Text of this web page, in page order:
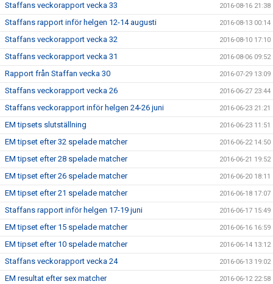
Staffans veckorapport vecka 33 2016-08-16 21:38
Staffans rapport inför helgen 12-14 augusti 2016-08-13 00:14
Staffans veckorapport vecka 32 2016-08-10 17:10
Staffans veckorapport vecka 31 2016-08-06 09:52
Rapport från Staffan vecka 30 2016-07-29 13:09
Staffans veckorapport vecka 26 2016-06-27 23:44
Staffans veckorapport inför helgen 24-26 juni 2016-06-23 21:21
EM tipsets slutställning 2016-06-23 11:51
EM tipset efter 32 spelade matcher 2016-06-22 14:50
EM tipset efter 28 spelade matcher 2016-06-21 19:52
EM tipset efter 26 spelade matcher 2016-06-20 18:11
EM tipset efter 21 spelade matcher 2016-06-18 17:07
Staffans rapport inför helgen 17-19 juni 2016-06-17 15:49
EM tipset efter 15 spelade matcher 2016-06-16 16:59
EM tipset efter 10 spelade matcher 2016-06-14 13:12
Staffans veckorapport vecka 24 2016-06-13 19:02
EM resultat efter sex matcher 2016-06-12 22:58